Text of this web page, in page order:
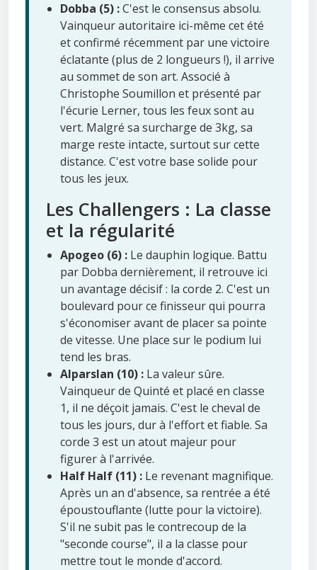
Dobba (5) :C'est le consensus absolu.
Vainqueur autoritaire ici-même cet été
et confirmé récemment par une victoire
éclatante (plus de 2 longueurs !), il arrive
au sommet de son art. Associé à
Christophe Soumillon et présenté par
l'écurie Lerner, tous les feux sont au
vert. Malgré sa surcharge de 3kg, sa
marge reste intacte, surtout sur cette
distance. C'est votre base solide pour
tous les jeux.
Les Challengers : La classe
et la régularité
Apogeo (6) : Le dauphin logique. Battu
par Dobba dernièrement, il retrouve ici
un avantage décisif : la corde 2. C'est un
boulevard pour ce finisseur qui pourra
s'économiser avant de placer sa pointe
de vitesse. Une place sur le podium lui
tend les bras.
Alparslan (10) : La valeur sûre.
Vainqueur de Quinté et placé en classe
1, il ne déçoit jamais. C'est le cheval de
tous les jours, dur à l'effort et fiable. Sa
corde 3 est un atout majeur pour
figurer à l'arrivée.
Half Half (11) : Le revenant magnifique.
Après un an d'absence, sa rentrée a été
époustouflante (lutte pour la victoire).
S'il ne subit pas le contrecoup de la
"seconde course", il a la classe pour
mettre tout le monde d'accord.